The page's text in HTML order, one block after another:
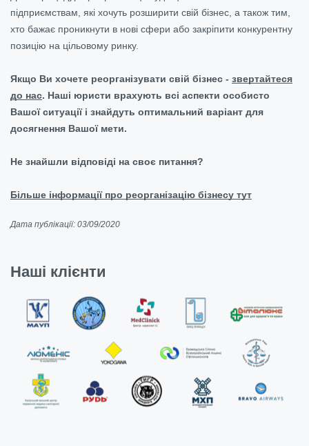
підприємствам, які хочуть розширити свій бізнес, а також тим,
хто бажає проникнути в нові сфери або закріпити конкурентну
позицію на цільовому ринку.
Якщо Ви хочете реорганізувати свій бізнес - звертайтеся
до нас. Наші юристи врахують всі аспекти особисто
Вашої ситуації і знайдуть оптимальний варіант для
досягнення Вашої мети.
Не знайшли відповіді на своє питання?
Більше інформації про реорганізацію бізнесу тут
Дата публікації: 03/09/2020
Наші клієнти